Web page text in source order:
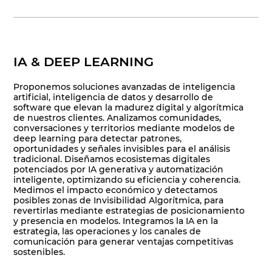
IA & DEEP LEARNING
Proponemos soluciones avanzadas de inteligencia
artificial, inteligencia de datos y desarrollo de
software que elevan la madurez digital y algorítmica
de nuestros clientes. Analizamos comunidades,
conversaciones y territorios mediante modelos de
deep learning para detectar patrones,
oportunidades y señales invisibles para el análisis
tradicional. Diseñamos ecosistemas digitales
potenciados por IA generativa y automatización
inteligente, optimizando su eficiencia y coherencia.
Medimos el impacto económico y detectamos
posibles zonas de Invisibilidad Algorítmica, para
revertirlas mediante estrategias de posicionamiento
y presencia en modelos. Integramos la IA en la
estrategia, las operaciones y los canales de
comunicación para generar ventajas competitivas
sostenibles.